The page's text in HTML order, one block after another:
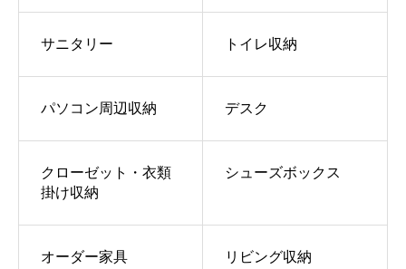
サニタリー トイレ収納
パソコン周辺収納 デスク
クローゼット・衣類
掛け収納
シューズボックス
オーダー家具 リビング収納